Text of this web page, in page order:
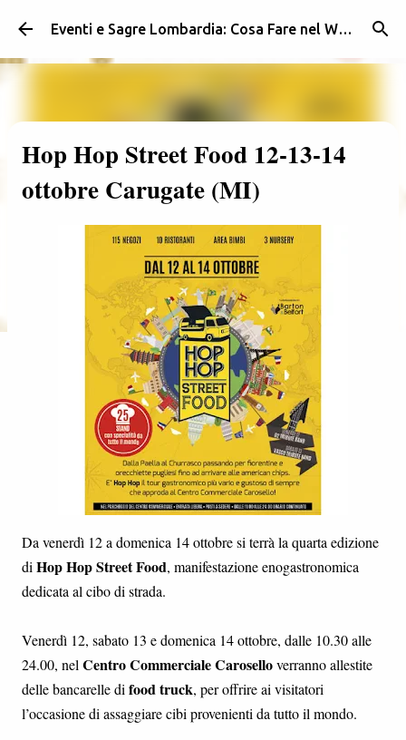
Passa ai contenuti principali Eventi e Sagre Lombardia: Cosa Fare nel Weekend | Weekendidea
Hop Hop Street Food 12-13-14
ottobre Carugate (MI)
Da venerdì 12 a domenica 14 ottobre si terrà la quarta edizione
di Hop Hop Street Food, manifestazione enogastronomica
dedicata al cibo di strada.
Venerdì 12, sabato 13 e domenica 14 ottobre, dalle 10.30 alle
24.00, nel Centro Commerciale Caroselloverranno allestite
delle bancarelle di food truck, per offrire ai visitatori
l’occasione di assaggiare cibi provenienti da tutto il mondo.